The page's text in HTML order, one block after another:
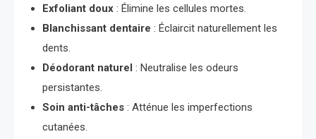
Exfoliant doux : Élimine les cellules mortes.
Blanchissant dentaire : Éclaircit naturellement les
dents.
Déodorant naturel : Neutralise les odeurs
persistantes.
Soin anti-tâches : Atténue les imperfections
cutanées.